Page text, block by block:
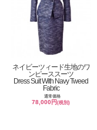
ネイビーツィード生地のワ
ンピーススーツ
Dress Suit With Navy Tweed
Fabric
通常価格
78,000円(税別)